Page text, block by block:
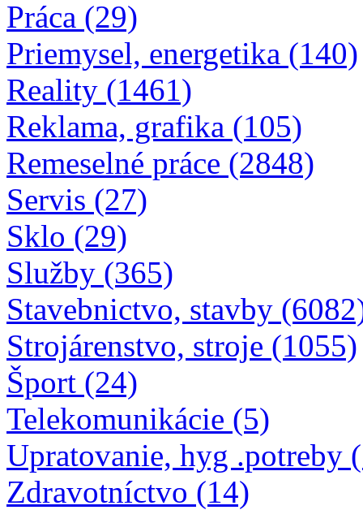
Práca (29)
Priemysel, energetika (140)
Reality (1461)
Reklama, grafika (105)
Remeselné práce (2848)
Servis (27)
Sklo (29)
Služby (365)
Stavebnictvo, stavby
Strojárenstvo, stroje (1055)
Šport (24)
Telekomunikácie (5)
Upratovanie, hyg .potreby
Zdravotníctvo (14)